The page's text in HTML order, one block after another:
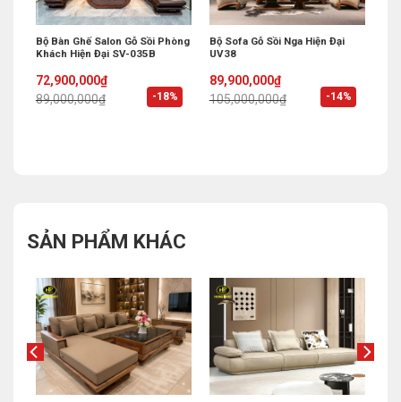
-18%
Bộ Bàn Ghế Salon Gỗ Sồi Phòng
Khách Hiện Đại SV-035B
89,000,000₫
Original
price
was:
72,900,000₫
Current
price
is:
-14%
Bộ Sofa Gỗ Sồi Nga Hiện Đại
UV38
105,000,000₫
Original
price
was:
89,900,000₫
Current
price
is:
SẢN PHẨM KHÁC